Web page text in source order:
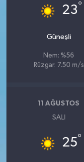
23°
Güneşli
Nem: %56
Rüzgar: 7.50 m/s
11 AĞUSTOS
SALI
25°